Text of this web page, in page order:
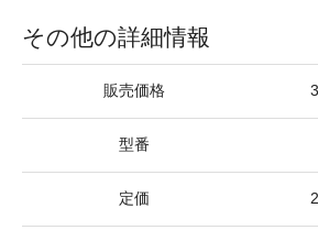
その他の詳細情報
販売価格
型番
定価